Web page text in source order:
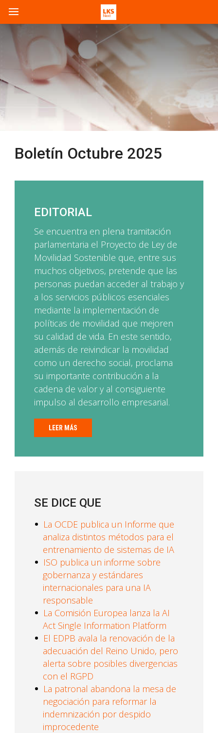
Boletín Octubre 2025
EDITORIAL
Se encuentra en plena tramitación
parlamentaria el Proyecto de Ley de
Movilidad Sostenible que, entre sus
muchos objetivos, pretende que las
personas puedan acceder al trabajo y
a los servicios públicos esenciales
mediante la implementación de
políticas de movilidad que mejoren
su calidad de vida. En este sentido,
además de reivindicar la movilidad
como un derecho social, proclama
su importante contribución a la
cadena de valor y al consiguiente
impulso al desarrollo empresarial.
LEER MÁS
SE DICE QUE
La OCDE publica un Informe que
analiza distintos métodos para el
entrenamiento de sistemas de IA
ISO publica un informe sobre
gobernanza y estándares
internacionales para una IA
responsable
La Comisión Europea lanza la AI
Act Single Information Platform
El EDPB avala la renovación de la
adecuación del Reino Unido, pero
alerta sobre posibles divergencias
con el RGPD
La patronal abandona la mesa de
negociación para reformar la
indemnización por despido
improcedente